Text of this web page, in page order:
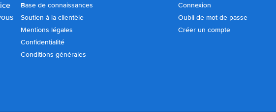
Base de connaissances
Soutien à la clientèle
Mentions légales
Confidentialité
Conditions générales
Connexion
Oubli de mot de passe
Créer un compte